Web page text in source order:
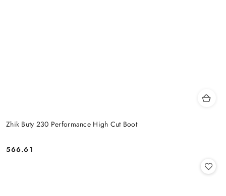
Zhik Buty 230 Performance High Cut Boot
Cena:
566.61